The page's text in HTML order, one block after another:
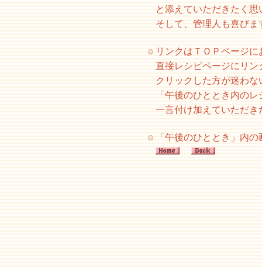
と添えていただきたく思
そして、管理人も喜びま
リンクはＴＯＰページ
直接レシピページにリン
クリックした方が迷わな
「午後のひととき内の
一言付け加えていただき
「午後のひととき」内の